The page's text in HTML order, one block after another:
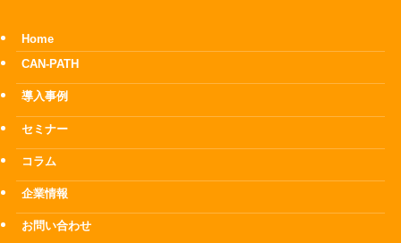
Home
CAN-PATH
導入事例
セミナー
コラム
企業情報
お問い合わせ